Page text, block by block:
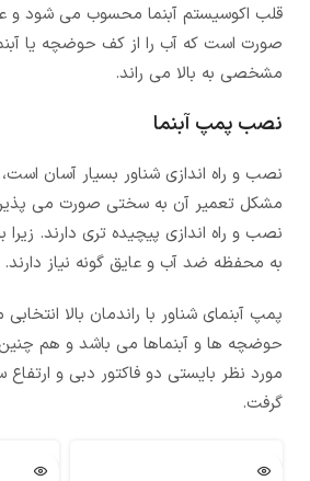
قلب اکوسیستم آبنما محسوب می شود و
صورت است که آب را از کف حوضچه یا آبنما
مشخصی به بالا می راند.
نصب پمپ آبنما
نصب و راه اندازی شناور بسیار آسان
مشکل تعمیر آن به سختی صورت می
نصب و راه اندازی پیچیده تری دارند. زیرا
به محفظه ضد آب و عایق گونه نیاز دارند.
پمپ آبنمای شناور با راندمان بالا
حوضچه ها و آبنماها می باشد و هم چنین
مورد نظر بایستی دو فاکتور دبی و
گرفت.